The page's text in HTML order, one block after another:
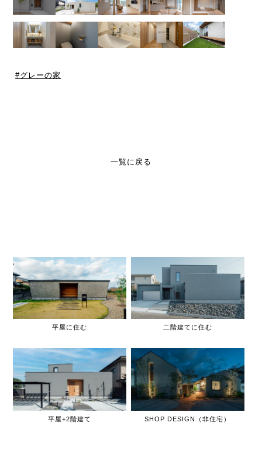
グレーの家
一覧に戻る
平屋に住む 二階建てに住む
平屋+2階建て SHOP DESIGN（非住宅）